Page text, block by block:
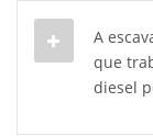
A
que
diesel